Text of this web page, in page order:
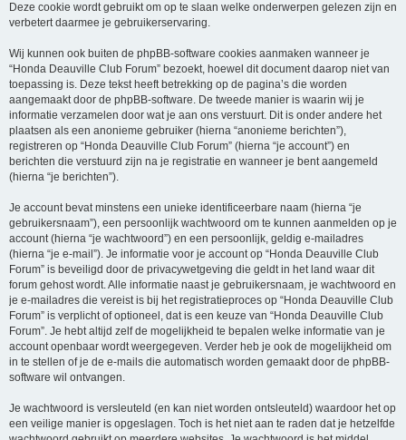
Deze cookie wordt gebruikt om op te slaan welke onderwerpen gelezen zijn en
verbetert daarmee je gebruikerservaring.
Wij kunnen ook buiten de phpBB-software cookies aanmaken wanneer je
“Honda Deauville Club Forum” bezoekt, hoewel dit document daarop niet van
toepassing is. Deze tekst heeft betrekking op de pagina’s die worden
aangemaakt door de phpBB-software. De tweede manier is waarin wij je
informatie verzamelen door wat je aan ons verstuurt. Dit is onder andere het
plaatsen als een anonieme gebruiker (hierna “anonieme berichten”),
registreren op “Honda Deauville Club Forum” (hierna “je account”) en
berichten die verstuurd zijn na je registratie en wanneer je bent aangemeld
(hierna “je berichten”).
Je account bevat minstens een unieke identificeerbare naam (hierna “je
gebruikersnaam”), een persoonlijk wachtwoord om te kunnen aanmelden op je
account (hierna “je wachtwoord”) en een persoonlijk, geldig e-mailadres
(hierna “je e-mail”). Je informatie voor je account op “Honda Deauville Club
Forum” is beveiligd door de privacywetgeving die geldt in het land waar dit
forum gehost wordt. Alle informatie naast je gebruikersnaam, je wachtwoord en
je e-mailadres die vereist is bij het registratieproces op “Honda Deauville Club
Forum” is verplicht of optioneel, dat is een keuze van “Honda Deauville Club
Forum”. Je hebt altijd zelf de mogelijkheid te bepalen welke informatie van je
account openbaar wordt weergegeven. Verder heb je ook de mogelijkheid om
in te stellen of je de e-mails die automatisch worden gemaakt door de phpBB-
software wil ontvangen.
Je wachtwoord is versleuteld (en kan niet worden ontsleuteld) waardoor het op
een veilige manier is opgeslagen. Toch is het niet aan te raden dat je hetzelfde